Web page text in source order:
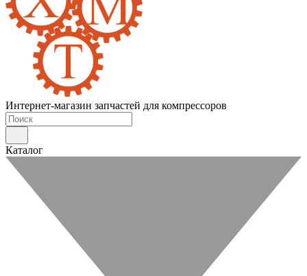
Интернет-магазин запчастей для компрессоров
Каталог